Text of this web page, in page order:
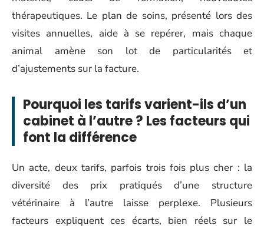
thérapeutiques. Le plan de soins, présenté lors des
visites annuelles, aide à se repérer, mais chaque
animal amène son lot de particularités et
d’ajustements sur la facture.
Pourquoi les tarifs varient-ils d’un
cabinet à l’autre ? Les facteurs qui
font la différence
Un acte, deux tarifs, parfois trois fois plus cher : la
diversité des prix pratiqués d’une structure
vétérinaire à l’autre laisse perplexe. Plusieurs
facteurs expliquent ces écarts, bien réels sur le